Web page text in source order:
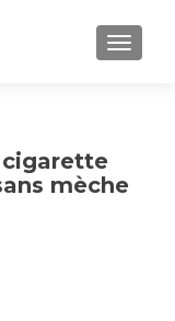
cigarette
mèche